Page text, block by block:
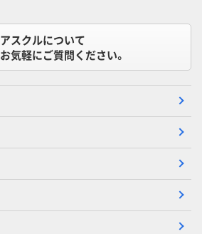
アスクルについて
お気軽にご質問ください。